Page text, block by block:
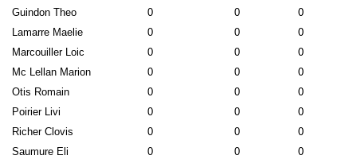
Guindon Theo
0 0
0
Lamarre Maelie
0 0
0
Marcouiller Loic
0 0
0
Mc Lellan Marion
0 0
0
Otis Romain
0 0
0
Poirier Livi
0 0
0
Richer Clovis
0 0
0
Saumure Eli
0 0 0